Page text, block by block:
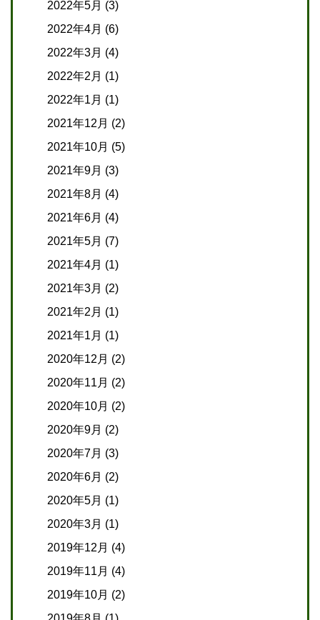
2022年5月 (3)
2022年4月 (6)
2022年3月 (4)
2022年2月 (1)
2022年1月 (1)
2021年12月 (2)
2021年10月 (5)
2021年9月 (3)
2021年8月 (4)
2021年6月 (4)
2021年5月 (7)
2021年4月 (1)
2021年3月 (2)
2021年2月 (1)
2021年1月 (1)
2020年12月 (2)
2020年11月 (2)
2020年10月 (2)
2020年9月 (2)
2020年7月 (3)
2020年6月 (2)
2020年5月 (1)
2020年3月 (1)
2019年12月 (4)
2019年11月 (4)
2019年10月 (2)